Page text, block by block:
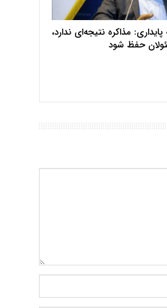
مذاکره نتیجه‌ای ندارد،
حفظ شود